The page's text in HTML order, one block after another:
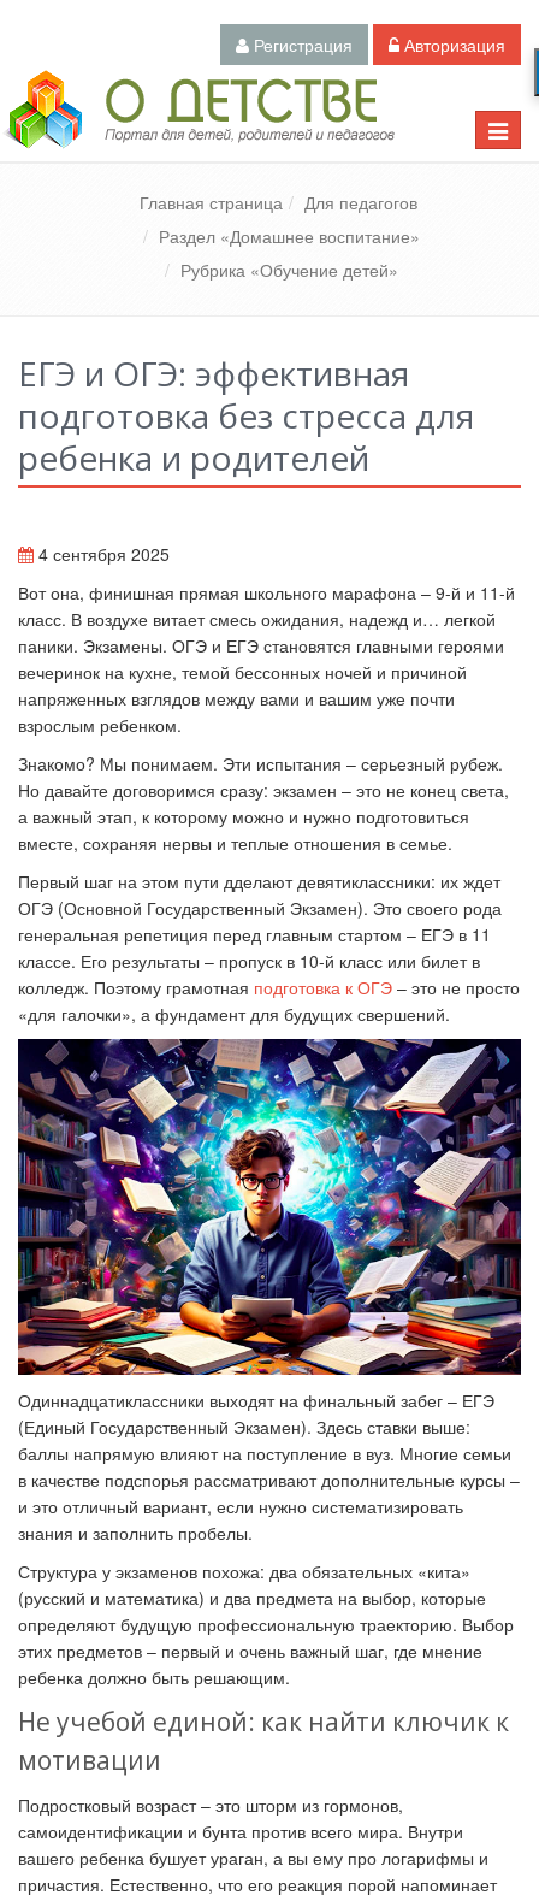
Регистрация Авторизация
Toggle
Педагогический портал «О детстве»
Главная страница
Для педагогов
Раздел «Домашнее воспитание»
Рубрика «Обучение детей»
ЕГЭ и ОГЭ: эффективная
подготовка без стресса для
ребенка и родителей
4 сентября 2025
Вот она, финишная прямая школьного марафона – 9-й и 11-й
класс. В воздухе витает смесь ожидания, надежд и… легкой
паники. Экзамены. ОГЭ и ЕГЭ становятся главными героями
вечеринок на кухне, темой бессонных ночей и причиной
напряженных взглядов между вами и вашим уже почти
взрослым ребенком.
Знакомо? Мы понимаем. Эти испытания – серьезный рубеж.
Но давайте договоримся сразу: экзамен – это не конец света,
а важный этап, к которому можно и нужно подготовиться
вместе, сохраняя нервы и теплые отношения в семье.
Первый шаг на этом пути дделают девятиклассники: их ждет
ОГЭ (Основной Государственный Экзамен). Это своего рода
генеральная репетиция перед главным стартом – ЕГЭ в 11
классе. Его результаты – пропуск в 10-й класс или билет в
колледж. Поэтому грамотная подготовка к ОГЭ – это не просто
«для галочки», а фундамент для будущих свершений.
Одиннадцатиклассники выходят на финальный забег – ЕГЭ
(Единый Государственный Экзамен). Здесь ставки выше:
баллы напрямую влияют на поступление в вуз. Многие семьи
в качестве подспорья рассматривают дополнительные курсы –
и это отличный вариант, если нужно систематизировать
знания и заполнить пробелы.
Структура у экзаменов похожа: два обязательных «кита»
(русский и математика) и два предмета на выбор, которые
определяют будущую профессиональную траекторию. Выбор
этих предметов – первый и очень важный шаг, где мнение
ребенка должно быть решающим.
Не учебой единой: как найти ключик к
мотивации
Подростковый возраст – это шторм из гормонов,
самоидентификации и бунта против всего мира. Внутри
вашего ребенка бушует ураган, а вы ему про логарифмы и
причастия. Естественно, что его реакция порой напоминает